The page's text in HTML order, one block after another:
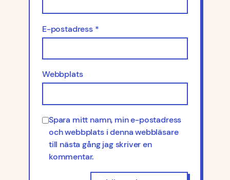
E-postadress *
Webbplats
Spara mitt namn, min e-postadress
och webbplats i denna webbläsare
till nästa gång jag skriver en
kommentar.